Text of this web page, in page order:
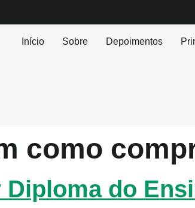
Início Sobre Depoimentos
como
Diploma do